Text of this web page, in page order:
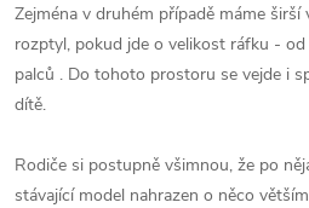
Zejména v druhém případě máme širší
rozptyl, pokud jde o velikost ráfku -
palců . Do tohoto prostoru se vejde i
dítě.
Rodiče si postupně všimnou, že po
stávající model nahrazen o něco